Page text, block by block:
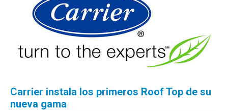
Carrier instala los primeros Roof Top de su
nueva gama